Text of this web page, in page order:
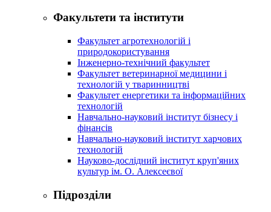
Факультети та інститути
Факультет агротехнологій і
природокористування
Інженерно-технічний факультет
Факультет ветеринарної медицини і
технологій у тваринництві
Факультет енергетики та інформаційних
технологій
Навчально-науковий інститут бізнесу і
фінансів
Навчально-науковий інститут харчових
технологій
Науково-дослідний інститут круп'яних
культур ім. О. Алексеєвої
Підрозділи